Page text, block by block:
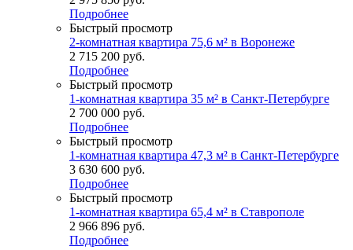
Подробнее
Быстрый просмотр
2-комнатная квартира 75,6 м² в Воронеже
2 715 200 руб.
Подробнее
Быстрый просмотр
1-комнатная квартира 35 м² в Санкт-Петербурге
2 700 000 руб.
Подробнее
Быстрый просмотр
1-комнатная квартира 47,3 м² в Санкт-Петербурге
3 630 600 руб.
Подробнее
Быстрый просмотр
1-комнатная квартира 65,4 м² в Ставрополе
2 966 896 руб.
Подробнее